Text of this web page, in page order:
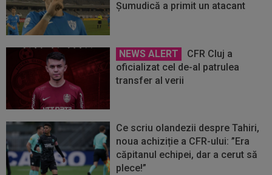
Șumudică a primit un atacant
NEWS ALERT
CFR Cluj a
oficializat cel de-al patrulea
transfer al verii
Ce scriu olandezii despre Tahiri,
noua achiziție a CFR-ului: ”Era
căpitanul echipei, dar a cerut să
plece!”